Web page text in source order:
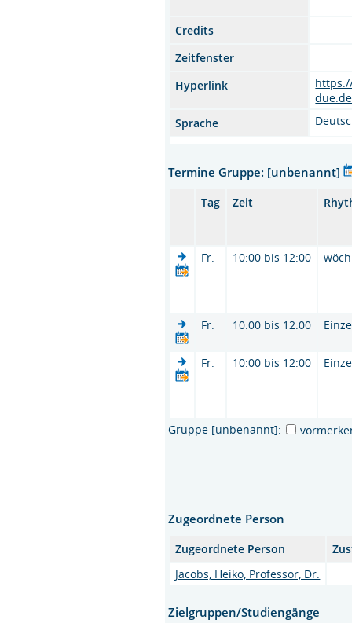
Credits
Zeitfenster
Hyperlink
due.de
Sprache
Termine Gruppe: [unbenannt]
Tag Zeit
Fr. 10:00 bis 12:00
Fr. 10:00 bis 12:00
Fr. 10:00 bis 12:00
Gruppe [unbenannt]:
Zugeordnete Person
Zugeordnete Person
Jacobs, Heiko, Professor, Dr.
Zielgruppen/Studiengänge